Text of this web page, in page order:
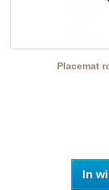
Placemat
In